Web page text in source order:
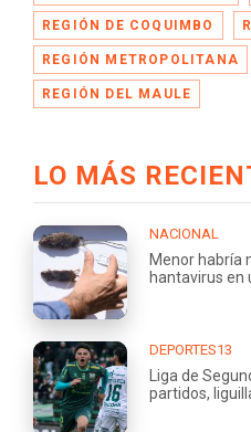
REGIÓN DE COQUIMBO
REGIÓN METROPOLITANA
REGIÓN DEL MAULE
LO MÁS
NACIONAL
Menor habría
hantavirus en
DEPORTES13
Liga de
partidos,